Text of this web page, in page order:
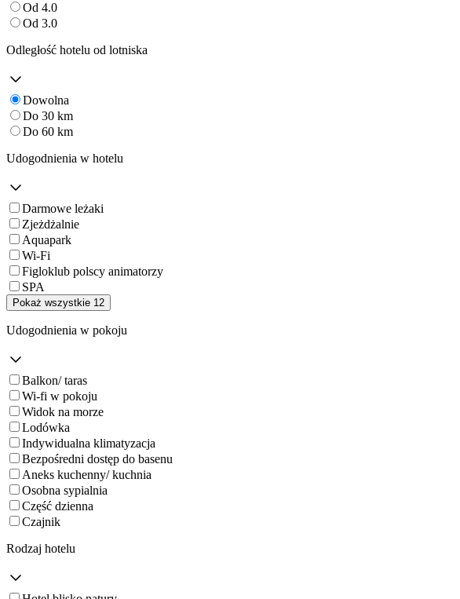
Od 4.0
Od 3.0
Odległość hotelu od lotniska
Dowolna
Do 30 km
Do 60 km
Udogodnienia w hotelu
Darmowe leżaki
Zjeżdżalnie
Aquapark
Wi-Fi
Figloklub polscy animatorzy
SPA
Pokaż wszystkie 12
Udogodnienia w pokoju
Balkon/ taras
Wi-fi w pokoju
Widok na morze
Lodówka
Indywidualna klimatyzacja
Bezpośredni dostęp do basenu
Aneks kuchenny/ kuchnia
Osobna sypialnia
Część dzienna
Czajnik
Rodzaj hotelu